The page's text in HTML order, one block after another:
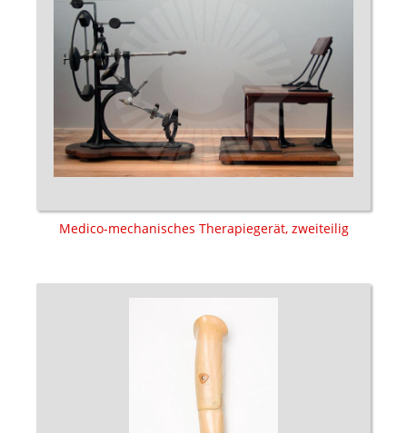
Medico-mechanisches Therapiegerät, zweiteilig